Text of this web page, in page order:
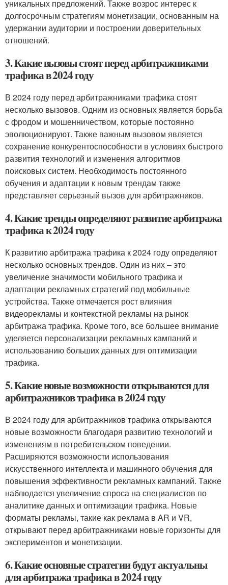
уникальных предложений. Также возрос интерес к
долгосрочным стратегиям монетизации, основанным на
удержании аудитории и построении доверительных
отношений.
3. Какие вызовы стоят перед арбитражниками
трафика в 2024 году
В 2024 году перед арбитражниками трафика стоят
несколько вызовов. Одним из основных является борьба
с фродом и мошенничеством, которые постоянно
эволюционируют. Также важным вызовом является
сохранение конкурентоспособности в условиях быстрого
развития технологий и изменения алгоритмов
поисковых систем. Необходимость постоянного
обучения и адаптации к новым трендам также
представляет серьезный вызов для арбитражников.
4. Какие тренды определяют развитие арбитража
трафика к 2024 году
К развитию арбитража трафика к 2024 году определяют
несколько основных трендов. Один из них – это
увеличение значимости мобильного трафика и
адаптации рекламных стратегий под мобильные
устройства. Также отмечается рост влияния
видеорекламы и контекстной рекламы на рынок
арбитража трафика. Кроме того, все большее внимание
уделяется персонализации рекламных кампаний и
использованию больших данных для оптимизации
трафика.
5. Какие новые возможности открываются для
арбитражников трафика в 2024 году
В 2024 году для арбитражников трафика открываются
новые возможности благодаря развитию технологий и
изменениям в потребительском поведении.
Расширяются возможности использования
искусственного интеллекта и машинного обучения для
повышения эффективности рекламных кампаний. Также
наблюдается увеличение спроса на специалистов по
аналитике данных и оптимизации трафика. Новые
форматы рекламы, такие как реклама в AR и VR,
открывают перед арбитражниками новые горизонты для
экспериментов и монетизации.
6. Какие основные стратегии будут актуальны
для арбитража трафика в 2024 году